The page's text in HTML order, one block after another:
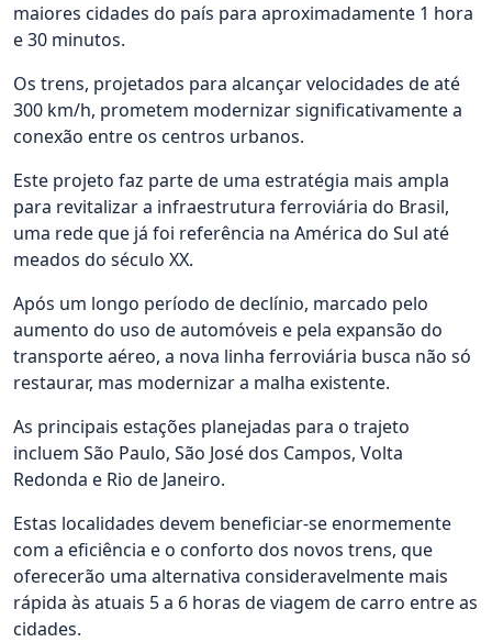
maiores cidades do país para aproximadamente 1 hora
e 30 minutos.
Os trens, projetados para alcançar velocidades de até
300 km/h, prometem modernizar significativamente a
conexão entre os centros urbanos.
Este projeto faz parte de uma estratégia mais ampla
para revitalizar a infraestrutura ferroviária do Brasil,
uma rede que já foi referência na América do Sul até
meados do século XX.
Após um longo período de declínio, marcado pelo
aumento do uso de automóveis e pela expansão do
transporte aéreo, a nova linha ferroviária busca não só
restaurar, mas modernizar a malha existente.
As principais estações planejadas para o trajeto
incluem São Paulo, São José dos Campos, Volta
Redonda e Rio de Janeiro.
Estas localidades devem beneficiar-se enormemente
com a eficiência e o conforto dos novos trens, que
oferecerão uma alternativa consideravelmente mais
rápida às atuais 5 a 6 horas de viagem de carro entre as
cidades.